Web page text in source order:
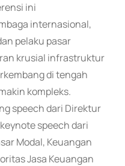
ini
internasional,
pelaku pasar
krusial infrastruktur
di tengah
kompleks.
speech dari Direktur
speech dari
Modal, Keuangan
Jasa Keuangan